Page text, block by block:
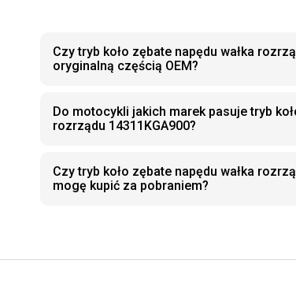
Czy tryb koło zębate napędu wałka
oryginalną częścią OEM?
Do motocykli jakich marek pasuje tryb
rozrządu 14311KGA900?
Czy tryb koło zębate napędu wałka
mogę kupić za pobraniem?